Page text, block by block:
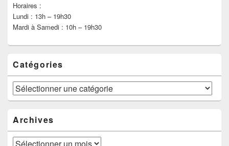
Horaires :
Lundi : 13h – 19h30
Mardi à Samedi : 10h – 19h30
Catégories
Catégories
Archives
Archives